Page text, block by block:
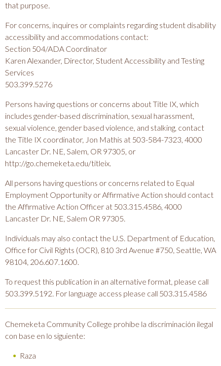
that purpose.
For concerns, inquires or complaints regarding student disability
accessibility and accommodations contact:
Section 504/ADA Coordinator
Karen Alexander, Director, Student Accessibility and Testing
Services
503.399.5276
Persons having questions or concerns about Title IX, which
includes gender-based discrimination, sexual harassment,
sexual violence, gender based violence, and stalking, contact
the Title IX coordinator, Jon Mathis at 503-584-7323, 4000
Lancaster Dr. NE, Salem, OR 97305, or
http://go.chemeketa.edu/titleix.
All persons having questions or concerns related to Equal
Employment Opportunity or Affirmative Action should contact
the Affirmative Action Officer at 503.315.4586, 4000
Lancaster Dr. NE, Salem OR 97305.
Individuals may also contact the U.S. Department of Education,
Office for Civil Rights (OCR), 810 3rd Avenue #750, Seattle, WA
98104, 206.607.1600.
To request this publication in an alternative format, please call
503.399.5192. For language access please call 503.315.4586
Chemeketa Community College prohíbe la discriminación ilegal
con base en lo siguiente:
Raza